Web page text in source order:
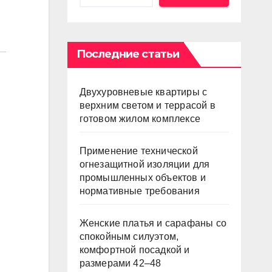
Последние статьи
Двухуровневые квартиры с
верхним светом и террасой в
готовом жилом комплексе
Применение технической
огнезащитной изоляции для
промышленных объектов и
нормативные требования
Женские платья и сарафаны со
спокойным силуэтом,
комфортной посадкой и
размерами 42–48